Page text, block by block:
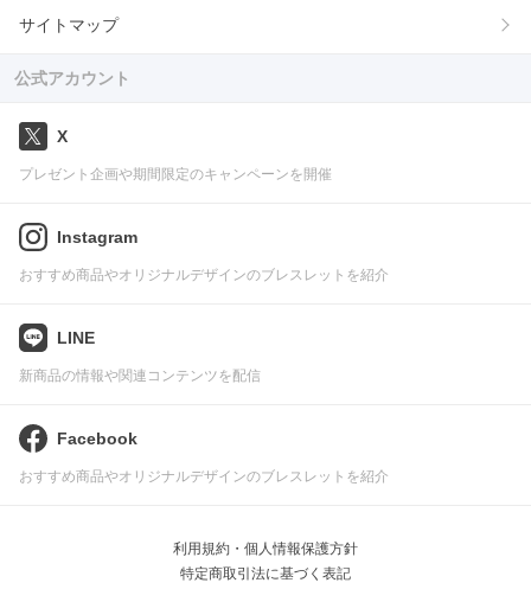
サイトマップ
公式アカウント
X
プレゼント企画や期間限定のキャンペーンを開催
Instagram
おすすめ商品やオリジナルデザインのブレスレットを紹介
LINE
新商品の情報や関連コンテンツを配信
Facebook
おすすめ商品やオリジナルデザインのブレスレットを紹介
利用規約・個人情報保護方針
特定商取引法に基づく表記